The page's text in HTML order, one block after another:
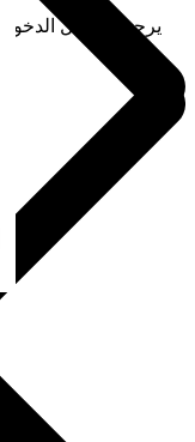
يرجى تسجيل الدخول